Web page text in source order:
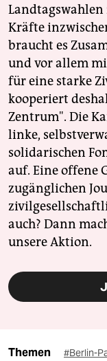
Kräfte
braucht es
und vor allem
für eine starke
kooperiert
Zentrum". Die
linke,
solidarischen
auf. Eine offene
zugänglichen
auch? Dann
unsere Aktion.
Themen #Berlin-